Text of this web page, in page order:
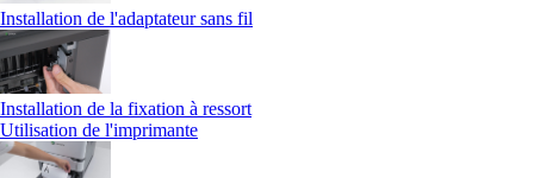
Installation de l'adaptateur sans fil
Installation de la fixation à ressort
Utilisation de l'imprimante